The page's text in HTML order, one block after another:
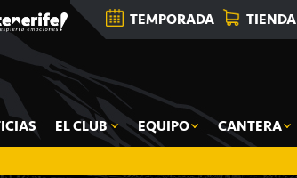
TEMPORADA TIENDA
EL CLUB EQUIPO CANTERA